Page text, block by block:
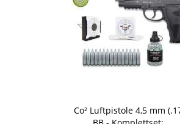
Co² Luftpistole 4,5 mm